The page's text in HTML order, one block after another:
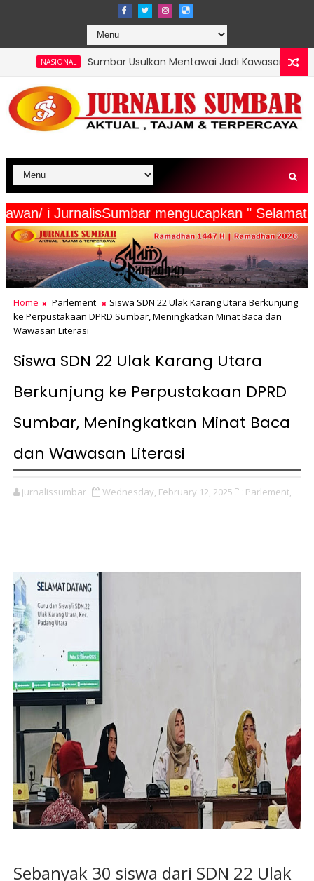
Sumbar Usulkan Mentawai Jadi Kawasan Tambak Udang
Wartawan/ i JurnalisSumbar mengucapkan "
Home Parlement
Siswa SDN 22 Ulak Karang Utara Berkunjung
ke Perpustakaan DPRD Sumbar, Meningkatkan Minat Baca dan
Wawasan Literasi
Siswa SDN 22 Ulak Karang Utara
Berkunjung ke Perpustakaan DPRD
Sumbar, Meningkatkan Minat Baca
dan Wawasan Literasi
jurnalissumbar Wednesday, February 12, 2025 Parlement,
Sebanyak 30 siswa dari SDN 22 Ulak